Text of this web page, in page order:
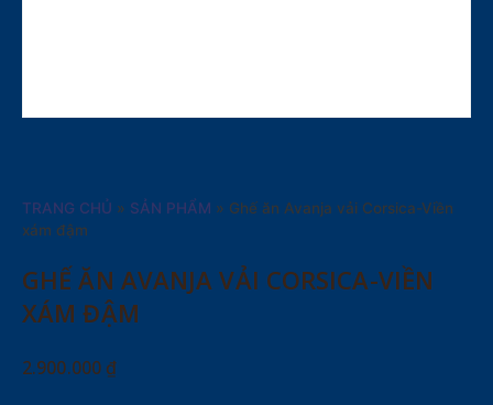
TRANG CHỦ » SẢN PHẨM » Ghế ăn Avanja vải Corsica-Viền
xám đậm
GHẾ ĂN AVANJA VẢI CORSICA-VIỀN
XÁM ĐẬM
2.900.000 ₫